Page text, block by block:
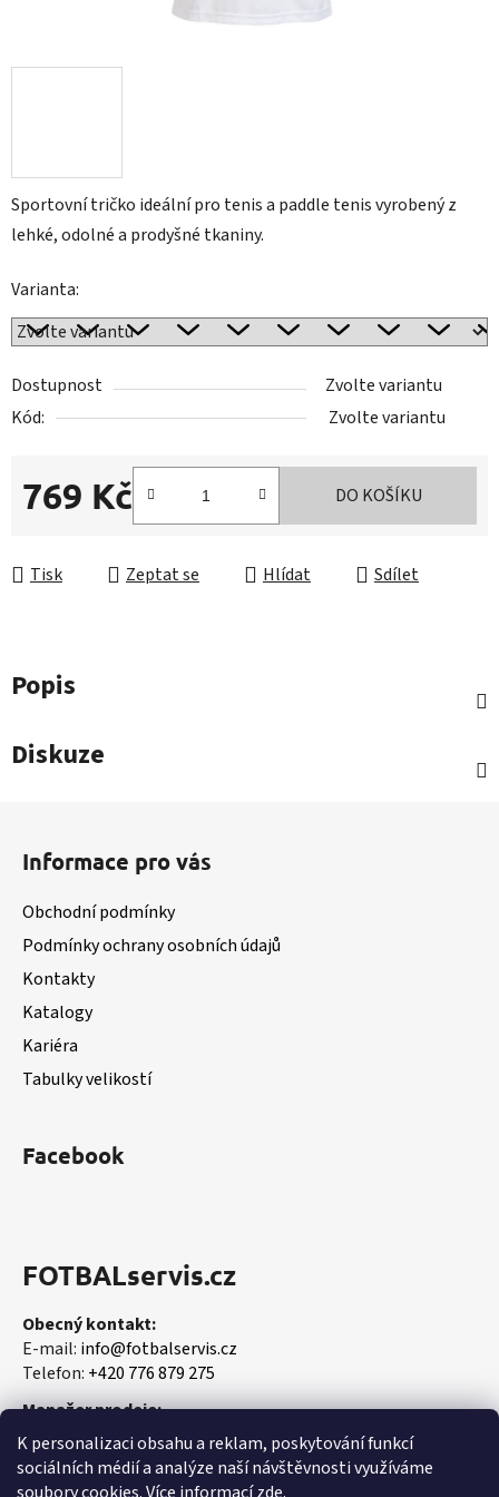
K personalizaci obsahu a reklam, poskytování funkcí
sociálních médií a analýze naší návštěvnosti využíváme
Sportovní tričko ideální pro tenis a paddle tenis vyrobený z
lehké, odolné a prodyšné tkaniny.
Varianta:
Dostupnost
Zvolte variantu
Kód:
Zvolte variantu
769 Kč DO KOŠÍKU
Tisk Zeptat se Hlídat Sdílet
Popis
Diskuze
Informace pro vás
Obchodní podmínky
Podmínky ochrany osobních údajů
Kontakty
Katalogy
Kariéra
Tabulky velikostí
Facebook
FOTBALservis.cz
Obecný kontakt:
E-mail: info@fotbalservis.cz
Telefon: +420 776 879 275
Manažer prodeje:
Martin Vališ
Mobil:+420 606 657 244